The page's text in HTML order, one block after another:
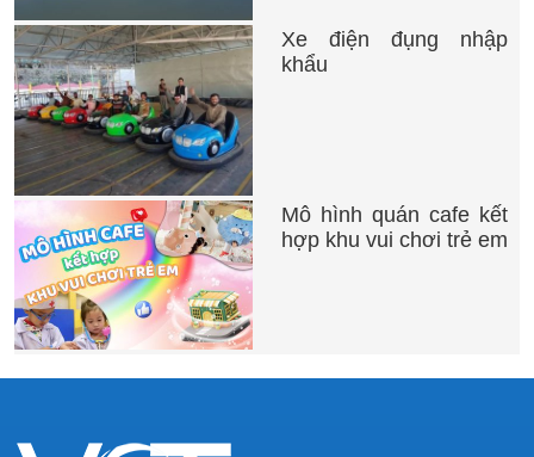
Xe điện đụng nhập
khẩu
Mô hình quán cafe kết
hợp khu vui chơi trẻ em